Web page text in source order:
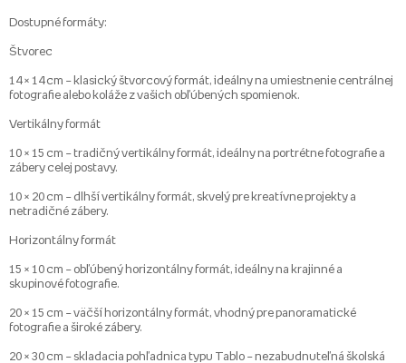
Dostupné formáty:
Štvorec
14 × 14 cm – klasický štvorcový formát, ideálny na umiestnenie centrálnej
fotografie alebo koláže z vašich obľúbených spomienok.
Vertikálny formát
10 × 15 cm – tradičný vertikálny formát, ideálny na portrétne fotografie a
zábery celej postavy.
10 × 20 cm – dlhší vertikálny formát, skvelý pre kreatívne projekty a
netradičné zábery.
Horizontálny formát
15 × 10 cm – obľúbený horizontálny formát, ideálny na krajinné a
skupinové fotografie.
20 × 15 cm – väčší horizontálny formát, vhodný pre panoramatické
fotografie a široké zábery.
20 × 30 cm – skladacia pohľadnica typu Tablo – nezabudnuteľná školská